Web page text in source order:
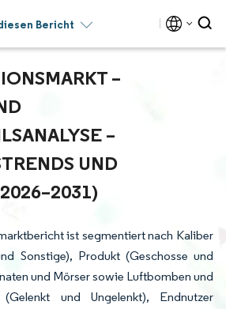
Bericht
–
M
– W
UND P
ist segmentiert nach Kaliber
Sonstige), Produkt (Geschosse und
und Mörser sowie Luftbomben und
und Ungelenkt), Endnutzer